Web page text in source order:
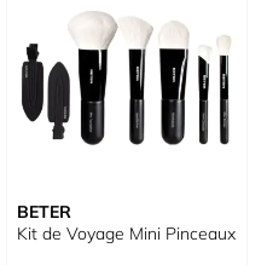
BETER
Kit de Voyage Mini Pinceaux